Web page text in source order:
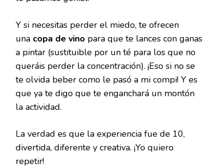
Y si necesitas perder el miedo, te ofrecen
una copa de vino para que te lances con ganas
a pintar (sustituible por un té para los que no
queráis perder la concentración). ¡Eso si no se
te olvida beber como le pasó a mi compi! Y es
que ya te digo que te enganchará un montón
la actividad.
La verdad es que la experiencia fue de 10,
divertida, diferente y creativa. ¡Yo quiero
repetir!